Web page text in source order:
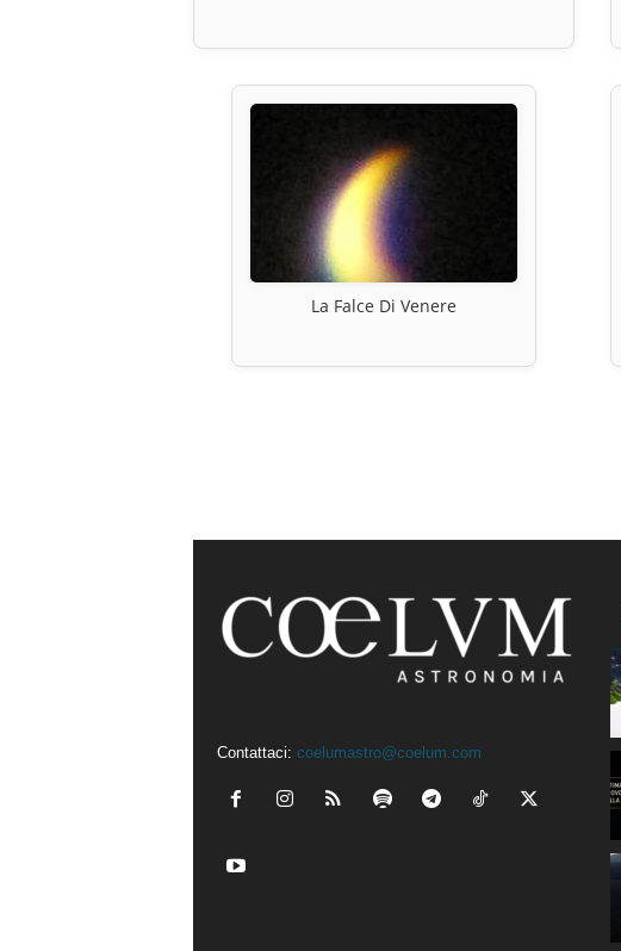
La Falce Di Venere
Contattaci: coelumastro@coelum.com